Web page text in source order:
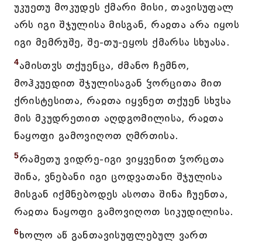
უკუეთუ მოკუდეს ქმარი მისი, თავისუფალ
არს იგი შჯულისა მისგან, რაჲთა არა იყოს
იგი მემრუშე, შე-თუ-ეყოს ქმარსა სხუასა.
4ამისთჳს თქუენცა, ძმანო ჩემნო,
მოჰკუედით შჯულისაგან ჴორცითა მით
ქრისტესითა, რაჲთა იყვნეთ თქუენ სხჳსა
მის მკუდრეთით აღდგომილისა, რაჲთა
ნაყოფი გამოვიღოთ ღმრთისა.
5რამეთუ ვიდრე-იგი ვიყვენით ჴორცთა
შინა, ვნებანი იგი ცოდვათანი შჯულისა
მისგან იქმნებოდეს ასოთა შინა ჩუენთა,
რაჲთა ნაყოფი გამოვიღოთ სიკუდილისა.
6ხოლო აწ განთავისუფლებულ ვართ